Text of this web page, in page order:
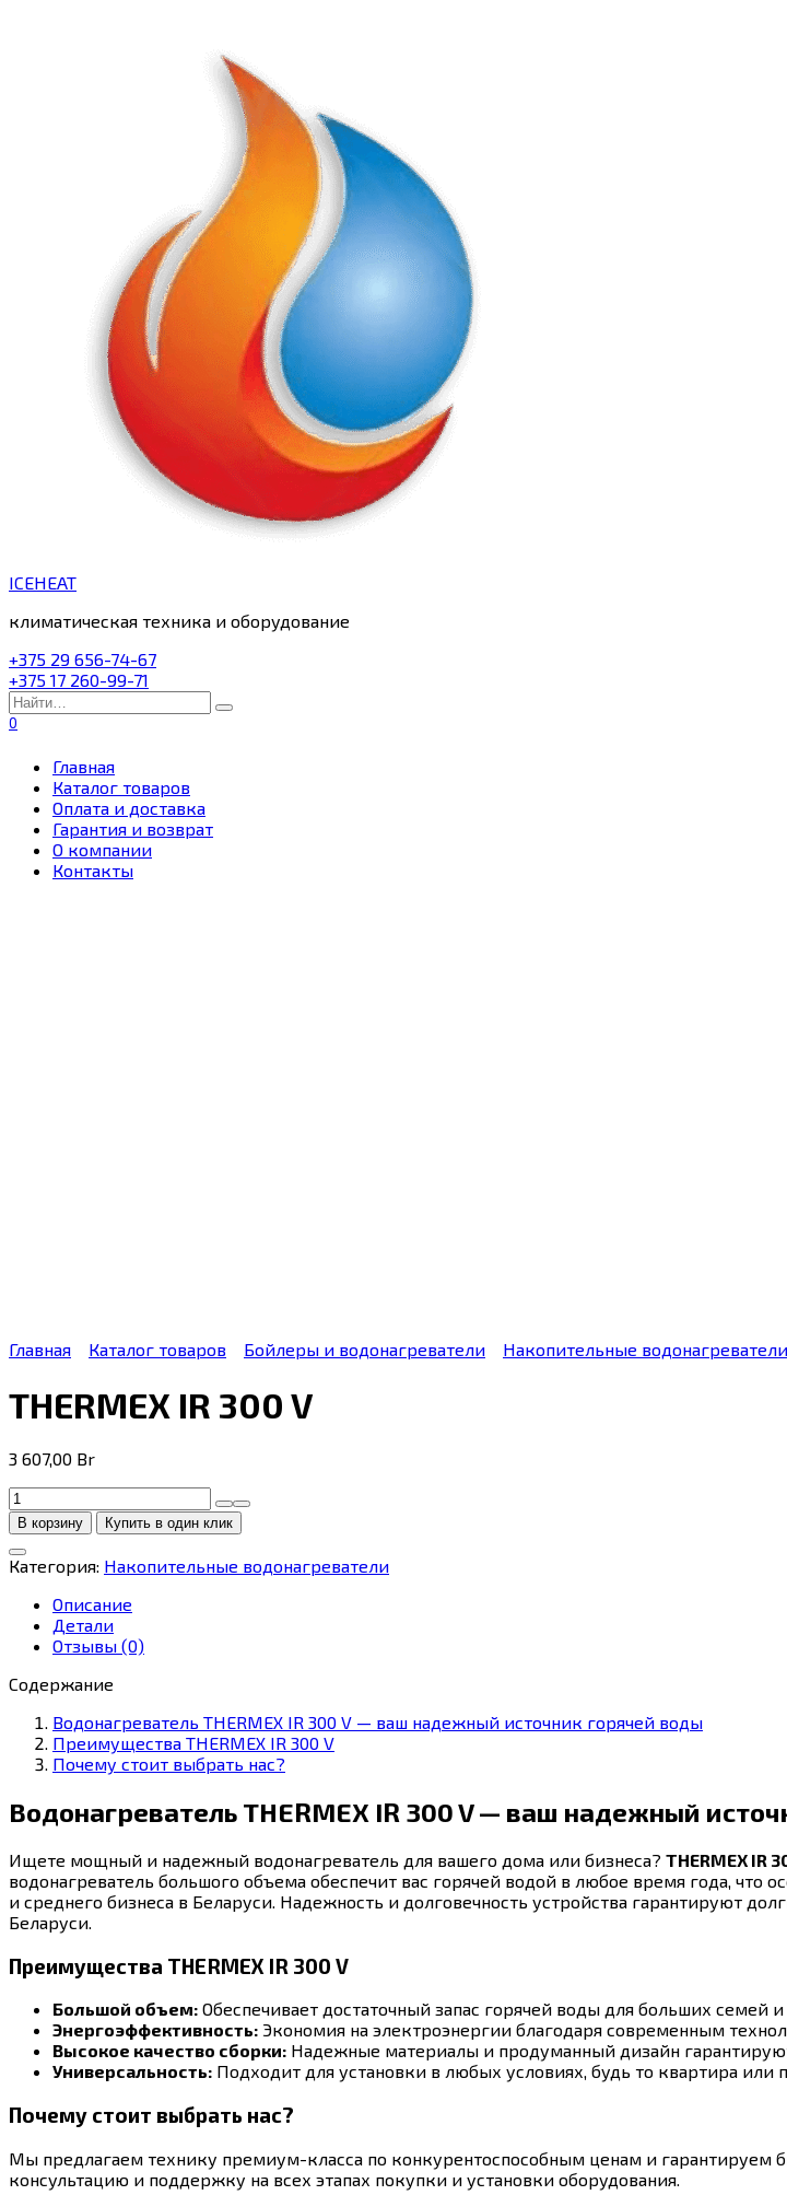
ICEHEAT
климатическая техника и оборудование
+375 29 656-74-67
+375 17 260-99-71
Search
for:
0
Главная
Каталог товаров
Оплата и доставка
Гарантия и возврат
О компании
Контакты
Главная Каталог товаров Бойлеры и водонагреватели Накопительные водонагреватели
THERMEX IR 300 V
3 607,00 Br
Количество
товара
THERMEX
IR
300
В корзину Купить в один клик
Категория: Накопительные водонагреватели
Описание
Детали
Отзывы (0)
Содержание
Водонагреватель THERMEX IR 300 V — ваш надежный источник горячей воды
Преимущества THERMEX IR 300 V
Почему стоит выбрать нас?
Водонагреватель THERMEX IR 300 V — ваш надежный
Ищете мощный и надежный водонагреватель для вашего дома или бизнеса? THERMEX IR
водонагреватель большого объема обеспечит вас горячей водой в любое время года,
и среднего бизнеса в Беларуси. Надежность и долговечность устройства гарантируют
Беларуси.
Преимущества THERMEX IR 300 V
Большой объем: Обеспечивает достаточный запас горячей воды для больших семей и
Энергоэффективность: Экономия на электроэнергии благодаря современным
Высокое качество сборки: Надежные материалы и продуманный дизайн
Универсальность: Подходит для установки в любых условиях, будь то квартира или
Почему стоит выбрать нас?
Мы предлагаем технику премиум-класса по конкурентоспособным ценам и
консультацию и поддержку на всех этапах покупки и установки оборудования.